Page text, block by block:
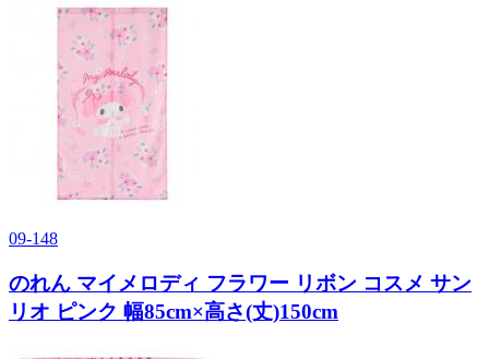
09-148
のれん マイメロディ フラワー リボン コスメ サン
リオ ピンク 幅85cm×高さ(丈)150cm